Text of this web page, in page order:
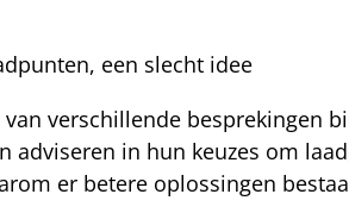
een slecht idee
verschillende besprekingen
adviseren in hun keuzes om
er betere oplossingen